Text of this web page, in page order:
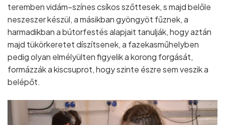
teremben vidám–színes csíkos szőttesek, s majd belőle
neszeszer készül, a másikban gyöngyöt fűznek, a
harmadikban a bútorfestés alapjait tanulják, hogy aztán
majd tükörkeretet díszítsenek, a fazekasműhelyben
pedig olyan elmélyülten figyelik a korong forgását,
formázzák a kiscsuprot, hogy szinte észre sem veszik a
belépőt.